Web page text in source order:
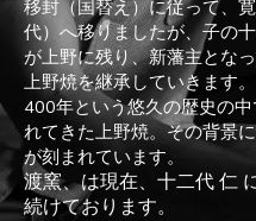
移封（国替え）に従って、
代）へ移りましたが、子の
が上野に残り、新藩主とな
上野焼を継承していきます。
400年という悠久の歴史の
れてきた上野焼。その背景
が刻まれています。
渡窯、は現在、十二代 仁
続けております。